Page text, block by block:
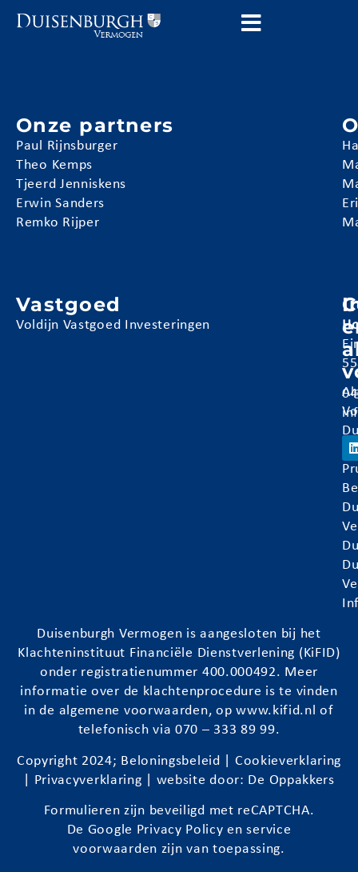
Onze partners
Paul Rijnsburger
Theo Kemps
Tjeerd Jenniskens
Erwin Sanders
Remko Rijper
Vastgoed
Voldijn Vastgoed Investeringen
Duisenburgh Vermogen is aangesloten bij het
Klachteninstituut Financiële Dienstverlening (KiFID)
onder registratienummer 400.000492. Meer
informatie over de klachtenprocedure is te vinden
in de algemene voorwaarden, opwww.kifid.nl of
telefonisch via 070 – 333 89 99.
Copyright 2024; Beloningsbeleid
Cookieverklaring
Privacyverklaring | website door: De Oppakkers
Formulieren zijn beveiligd met reCAPTCHA.
De Google Privacy Policy enservice
voorwaarden zijn van toepassing.